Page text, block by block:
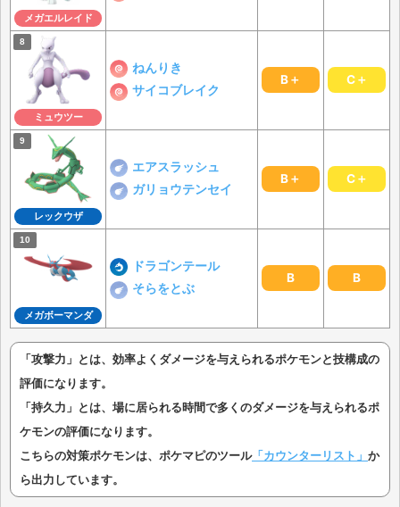
メガエルレイド
ミュウツー
ねんりき
サイコブレイク
B＋ C＋
レックウザ
エアスラッシュ
ガリョウテンセイ
B＋ C＋
メガボーマンダ
ドラゴンテール
そらをとぶ
B B
「攻撃力」とは、効率よくダメージを与えられるポケモンと技構成の
評価になります。
「持久力」とは、場に居られる時間で多くのダメージを与えられるポ
ケモンの評価になります。
こちらの対策ポケモンは、ポケマピのツール「カウンターリスト」 か
ら出力しています。